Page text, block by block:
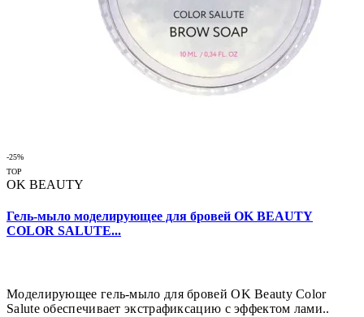
-25%
TOP
OK BEAUTY
Гель-мыло моделирующее для бровей OK BEAUTY
COLOR SALUTE...
Моделирующее гель-мыло для бровей OK Beauty Color
Salute обеспечивает экстрафиксацию с эффектом лами..